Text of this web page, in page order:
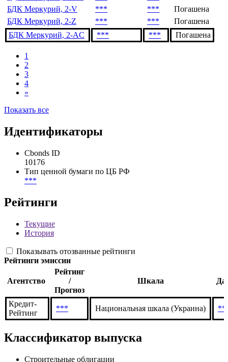
БДК Меркурий, 2-W
*** ***
Погашена
БДК Меркурий, 2-AA
*** ***
Погашена
БДК Меркурий, 2-AD
*** ***
Погашена
БДК Меркурий, 2-V
*** ***
Погашена
БДК Меркурий, 2-Z
БДК Меркурий, 2-AC
1
3
Идентификаторы
Тип ценной бумаги по ЦБ РФ
Рейтинги
Текущие
Показывать отозванные рейтинги
Рейтинги эмиссии
Агентство
Рейтинг
Кредит-
*** Национальная шкала (Украина)